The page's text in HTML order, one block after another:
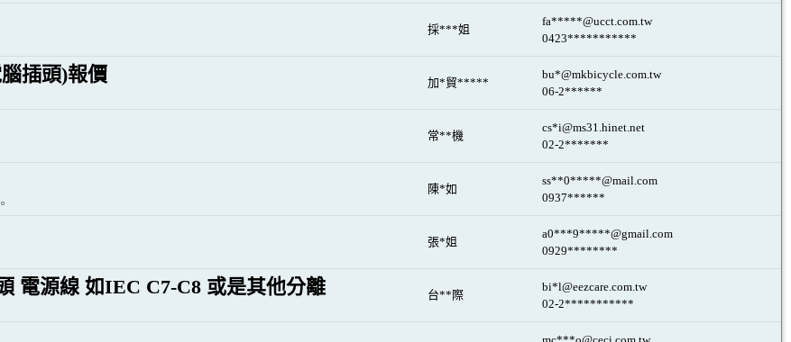
採***姐
fa*****@ucct.com.tw
0423***********
插頭)報價 加*貿*****
bu*@mkbicycle.com.tw
06-2******
常**機
cs*i@ms31.hinet.net
02-2*******
陳*如
ss**0*****@mail.com
0937******
張*姐
a0***9*****@gmail.com
0929********
電源線 如IEC C7-C8 或是其他分離 台**際
bi*l@eezcare.com.tw
02-2***********